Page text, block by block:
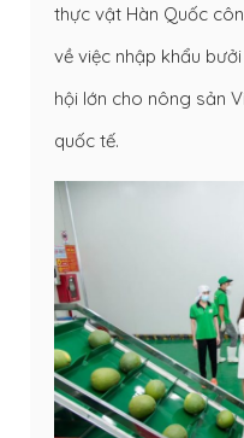
thực vật Hàn Quốc
về việc nhập khẩu
hội lớn cho nông sản
quốc tế.